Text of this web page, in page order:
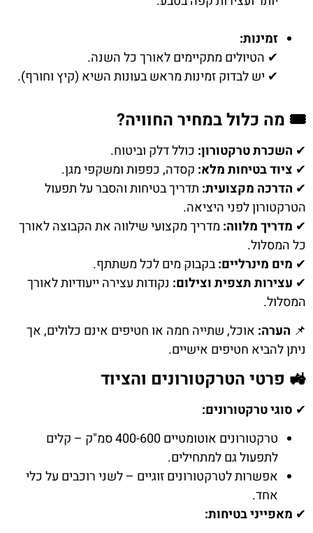
זמינות:
✔ הטיולים מתקיימים לאורך כל השנה.
✔ יש לבדוק זמינות מראש בעונות השיא (קיץ וחורף).
🎟️ מה כלול במחיר החוויה?
✔ השכרת טרקטורון: כולל דלק וביטוח.
✔ ציוד בטיחות מלא: קסדה, כפפות ומשקפי מגן.
✔ הדרכה מקצועית: תדריך בטיחות והסבר על תפעול
הטרקטורון לפני היציאה.
✔ מדריך מלווה: מדריך מקצועי שילווה את הקבוצה לאורך
כל המסלול.
✔ מים מינרליים:בקבוק מים לכל משתתף.
✔ עצירות תצפית וצילום: נקודות עצירה ייעודיות לאורך
המסלול.
📌 הערה: אוכל, שתייה חמה או חטיפים אינם כלולים, אך
ניתן להביא חטיפים אישיים.
🚜 פרטי הטרקטורונים והציוד
✔ סוגי טרקטורונים:
טרקטורונים אוטומטיים 400-600 סמ"ק – קלים
לתפעול גם למתחילים.
אפשרות לטרקטורונים זוגיים – לשני רוכבים על כלי
אחד.
✔ מאפייני בטיחות: